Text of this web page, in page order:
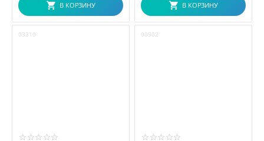
В КОРЗИНУ В КОРЗИНУ
03310 00902